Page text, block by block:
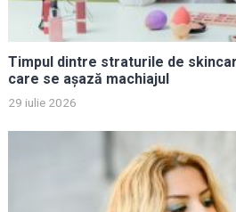
Timpul dintre straturile de
care se așază machiajul
29 iulie 2026